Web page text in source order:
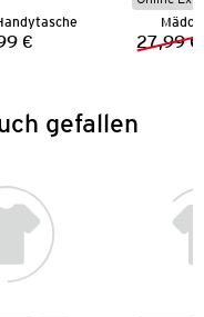
Preis:
€ 27,99 €
gefallen